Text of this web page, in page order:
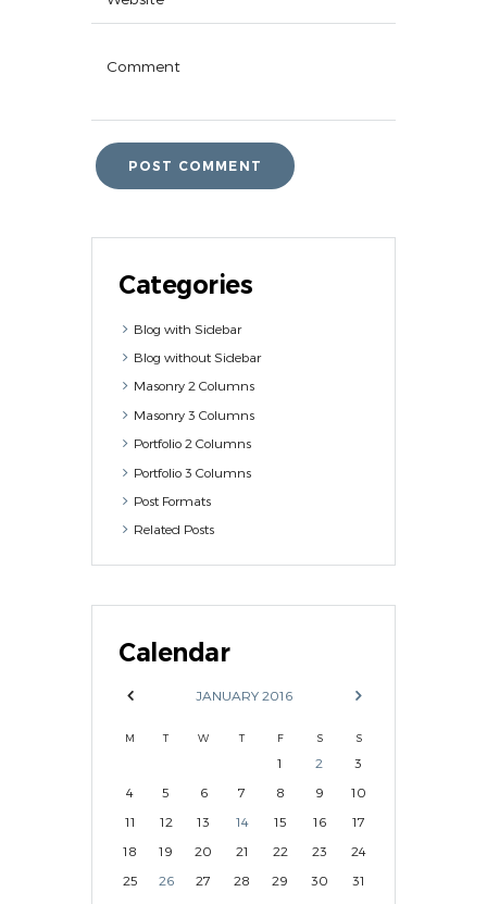
Categories
Blog with Sidebar
Blog without Sidebar
Masonry 2 Columns
Masonry 3 Columns
Portfolio 2 Columns
Portfolio 3 Columns
Post Formats
Related Posts
Calendar
JANUARY 2016
M T W T F S S
1 2
3
4
5 6 7 8 9
10
11
12 13 14 15 16
17
18
19 20 21 22 23
24
25
26 27 28 29 30 31